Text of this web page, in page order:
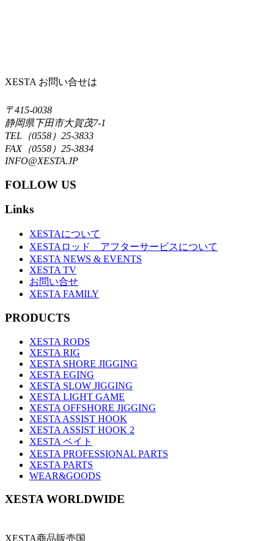
XESTA お問い合せは
〒415-0038
静岡県下田市大賀茂7-1
TEL（0558）25-3833
FAX（0558）25-3834
INFO@XESTA.JP
FOLLOW US
Links
XESTAについて
XESTAロッド アフターサービスについて
XESTA NEWS & EVENTS
XESTA TV
お問い合せ
XESTA FAMILY
PRODUCTS
XESTA RODS
XESTA RIG
XESTA SHORE JIGGING
XESTA EGING
XESTA SLOW JIGGING
XESTA LIGHT GAME
XESTA OFFSHORE JIGGING
XESTA ASSIST HOOK
XESTA ASSIST HOOK 2
XESTA ベイト
XESTA PROFESSIONAL PARTS
XESTA PARTS
WEAR&GOODS
XESTA WORLDWIDE
XESTA商品販売国